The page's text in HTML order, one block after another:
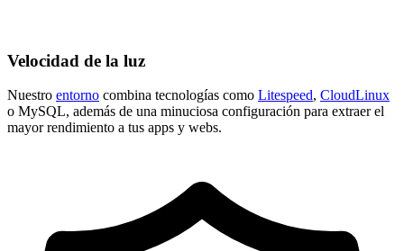
Velocidad de la luz
Nuestro entorno combina tecnologías como Litespeed, CloudLinux
o MySQL, además de una minuciosa configuración para extraer el
mayor rendimiento a tus apps y webs.